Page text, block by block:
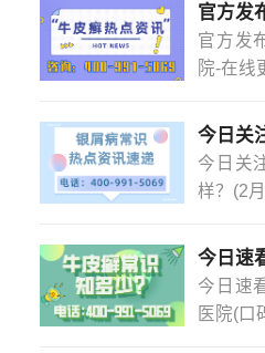
官方发
院-在线
今日关
样？(2
今日速
医院(口